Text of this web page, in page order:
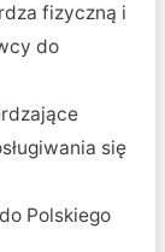
fizyczną i
do
się
Polskiego